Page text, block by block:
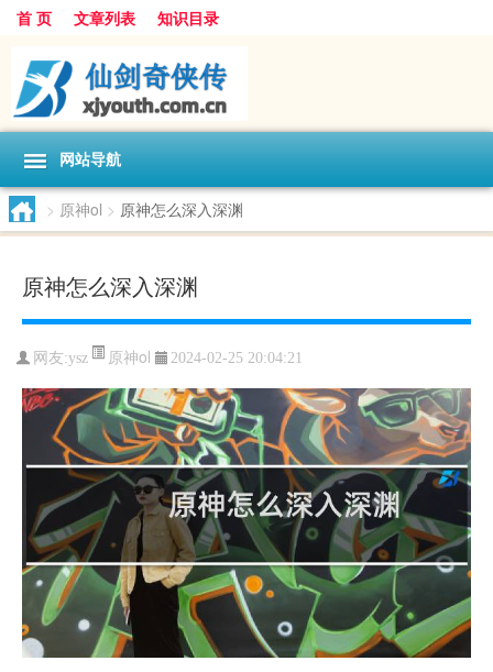
首 页 文章列表 知识目录
网站导航
> 原神ol > 原神怎么深入深渊
原神怎么深入深渊
网友:ysz 原神ol 2024-02-25 20:04:21